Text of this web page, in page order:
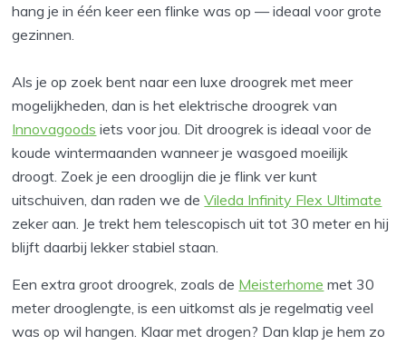
hang je in één keer een flinke was op — ideaal voor grote
gezinnen.
Als je op zoek bent naar een luxe droogrek met meer
mogelijkheden, dan is het elektrische droogrek van
Innovagoods iets voor jou. Dit droogrek is ideaal voor de
koude wintermaanden wanneer je wasgoed moeilijk
droogt. Zoek je een drooglijn die je flink ver kunt
uitschuiven, dan raden we deVileda Infinity Flex Ultimate
zeker aan. Je trekt hem telescopisch uit tot 30 meter en hij
blijft daarbij lekker stabiel staan.
Een extra groot droogrek, zoals de Meisterhome met 30
meter drooglengte, is een uitkomst als je regelmatig veel
was op wil hangen. Klaar met drogen? Dan klap je hem zo